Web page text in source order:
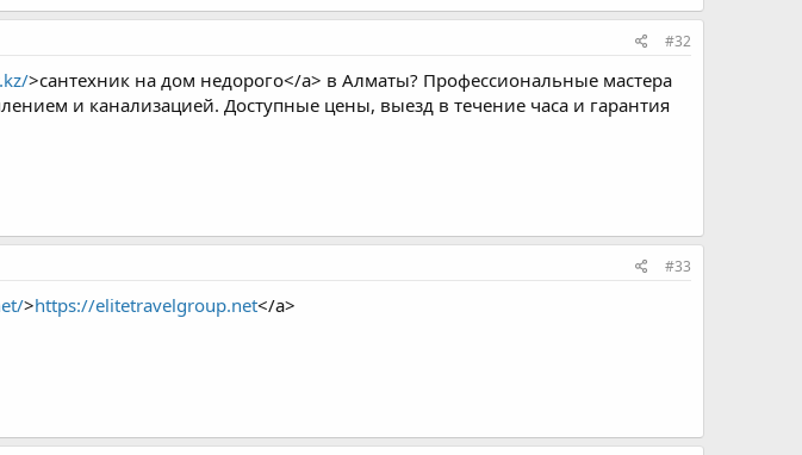
#32
>сантехник на дом недорого</a> в Алматы? Профессиональные мастера
и канализацией. Доступные цены, выезд в течение часа и гарантия
#33
>https://elitetravelgroup.net</a>